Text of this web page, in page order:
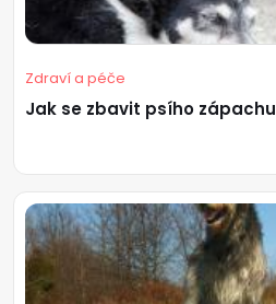
Zdraví a péče
Jak se zbavit psího zápachu